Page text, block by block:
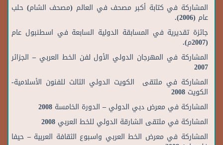
المشاركة في كتابة أكبر مصحف في العالم (مصحف الشام) حلب
عام (2006).
جائزة تقديرية في المسابقة الدولية السابعة في اسطنبول عام
(2007م).
المشاركة في المهرجان الدولي الأول لفن الخط العربي – الجزائر
2007
المشاركة في ملتقى الكويت الدولي الثالث للفنون الأسلامية-
الكويت 2008
المشاركة في معرض دبي الدولي – الدورة الخامسة 2008
المشاركة في ملتقى الشارقة الدولي للخط العربي 2008
المشاركة في معرض الخط العربي واسبوع الثقافة العربية – حيفا